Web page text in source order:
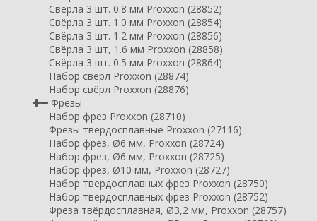
Свёрла 3 шт. 0.8 мм Proxxon (28852)
Свёрла 3 шт. 1.0 мм Proxxon (28854)
Свёрла 3 шт. 1.2 мм Proxxon (28856)
Свёрла 3 шт, 1.6 мм Proxxon (28858)
Свёрла 3 шт. 0.5 мм Proxxon (28864)
Набор свёрл Proxxon (28874)
Набор свёрл Proxxon (28876)
Фрезы
Набор фрез Proxxon (28710)
Фрезы твёрдосплавные Proxxon (27116)
Набор фрез, Ø6 мм, Proxxon (28724)
Набор фрез, Ø6 мм, Proxxon (28725)
Набор фрез, Ø10 мм, Proxxon (28727)
Набор твёрдосплавных фрез Proxxon (28750)
Набор твёрдосплавных фрез Proxxon (28752)
Фреза твёрдосплавная, Ø3,2 мм, Proxxon (28757)